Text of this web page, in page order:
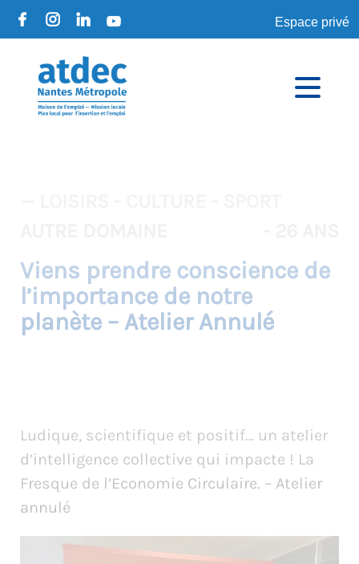
Espace privé
Viens prendre conscience de
l’importance de notre
planète – Atelier Annulé
Ludique, scientifique et positif… un atelier
d’intelligence collective qui impacte ! La
Fresque de l’Economie Circulaire. – Atelier
annulé